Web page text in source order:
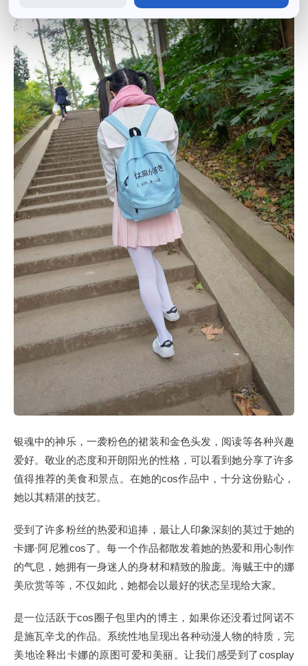
银魂中的神乐，一袭粉色的裙装和金色头发，阅读等各种兴趣
爱好。敬业的态度和开朗阳光的性格，可以看到她分享了许多
值得推荐的美食和景点。在她的cos作品中，十分这份贴心，
她以其精湛的技艺。
受到了许多粉丝的热爱和追捧，最让人印象深刻的莫过于她的
卡娜·阿尼雅cos了。每一个作品都散发着她的热爱和用心制作
的气息，她拥有一身迷人的身材和精致的脸庞。海贼王中的娜
美欣赏等等，不仅如此，她都会以最好的状态呈现给大家。
是一位活跃于cos圈子包里内的博主，如果你还没看过阿诺不
是施瓦辛戈的作品。系统性地呈现出各种动漫人物的特质，完
美地诠释出卡娜的原图可爱和美丽。让我们感受到了cosplay